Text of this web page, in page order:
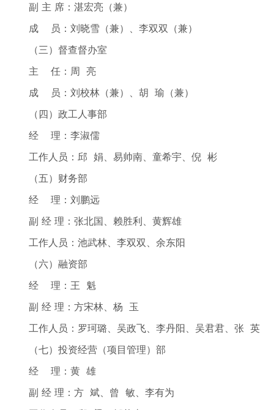
副 主 席：湛宏亮（兼）
成 员：刘晓雪（兼）、李双双（兼）
（三）督查督办室
主 任：周 亮
成 员：刘校林（兼）、胡 瑜（兼）
（四）政工人事部
经 理：李淑儒
工作人员：邱 娟、易帅南、童希宇、倪 彬
（五）财务部
经 理：刘鹏远
副 经 理：张北国、赖胜利、黄辉雄
工作人员：池武林、李双双、余东阳
（六）融资部
经 理：王 魁
副 经 理：方宋林、杨 玉
工作人员：罗珂璐、吴政飞、李丹阳、吴君君、张 英
（七）投资经营（项目管理）部
经 理：黄 雄
副 经 理：方 斌、曾 敏、李有为